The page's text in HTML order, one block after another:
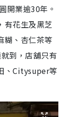
開業逾30年。
有花生及黑芝
糊、杏仁茶等
到，店舖只有
、Citysuper等